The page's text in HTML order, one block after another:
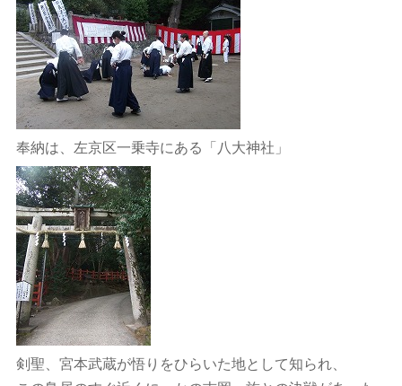
奉納は、左京区一乗寺にある「八大神社」
剣聖、宮本武蔵が悟りをひらいた地として知られ、